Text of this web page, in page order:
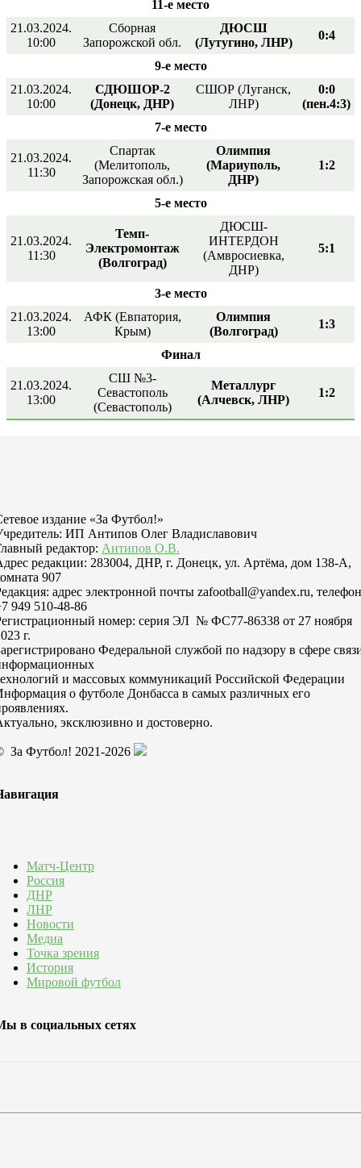
11-е место
21.03.2024.
10:00
Сборная
Запорожской обл.
ДЮСШ
(Лутугино, ЛНР)
0:4
9-е место
21.03.2024.
10:00
СДЮШОР-2
(Донецк, ДНР)
СШОР (Луганск,
ЛНР)
0:0
(пен.4:3)
7-е место
21.03.2024.
11:30
Спартак
(Мелитополь,
Запорожская обл.)
Олимпия
(Мариуполь,
ДНР)
1:2
5-е место
21.03.2024.
11:30
Темп-
Электромонтаж
(Волгоград)
ДЮСШ-
ИНТЕРДОН
(Амвросиевка,
ДНР)
5:1
3-е место
21.03.2024.
13:00
АФК (Евпатория,
Крым)
Олимпия
(Волгоград)
1:3
Финал
21.03.2024.
13:00
СШ №3-
Севастополь
(Севастополь)
Металлург
(Алчевск, ЛНР)
1:2
издание «За Футбол!»
ИП Антипов Олег Владиславович
редактор: Антипов О.В.
редакции: 283004, ДНР, г. Донецк, ул. Артёма, дом 138-А,
907
адрес электронной почты zafootball@yandex.ru, телефон
949 510-48-86
номер: серия ЭЛ № ФС77-86338 от 27 ноября
г.
Федеральной службой по надзору в сфере
и массовых коммуникаций Российской Федерации
о футболе Донбасса в самых различных его
эксклюзивно и достоверно.
За Футбол! 2021-2026
Матч-Центр
Россия
ДНР
ЛНР
Новости
Медиа
Точка зрения
История
Мировой футбол
в социальных сетях